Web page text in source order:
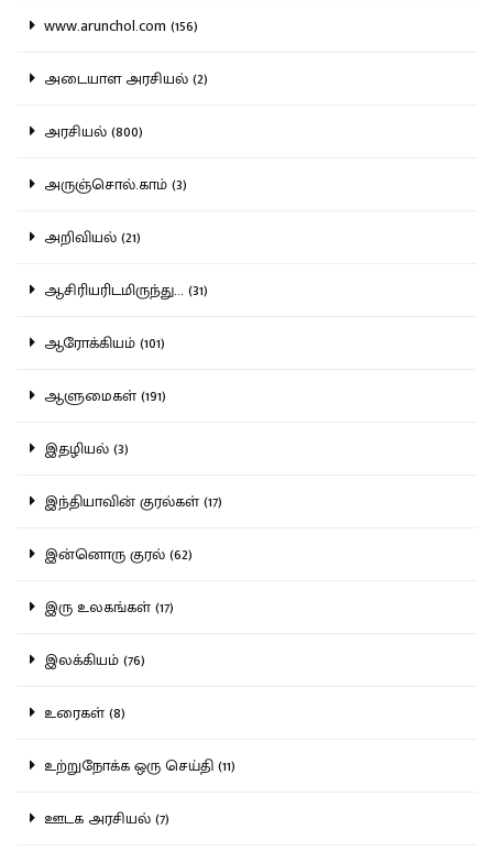
www.arunchol.com (156)
அடையாள அரசியல் (2)
அரசியல் (800)
அருஞ்சொல்.காம் (3)
அறிவியல் (21)
ஆசிரியரிடமிருந்து... (31)
ஆரோக்கியம் (101)
ஆளுமைகள் (191)
இதழியல் (3)
இந்தியாவின் குரல்கள் (17)
இன்னொரு குரல் (62)
இரு உலகங்கள் (17)
இலக்கியம் (76)
உரைகள் (8)
உற்றுநோக்க ஒரு செய்தி (11)
ஊடக அரசியல் (7)